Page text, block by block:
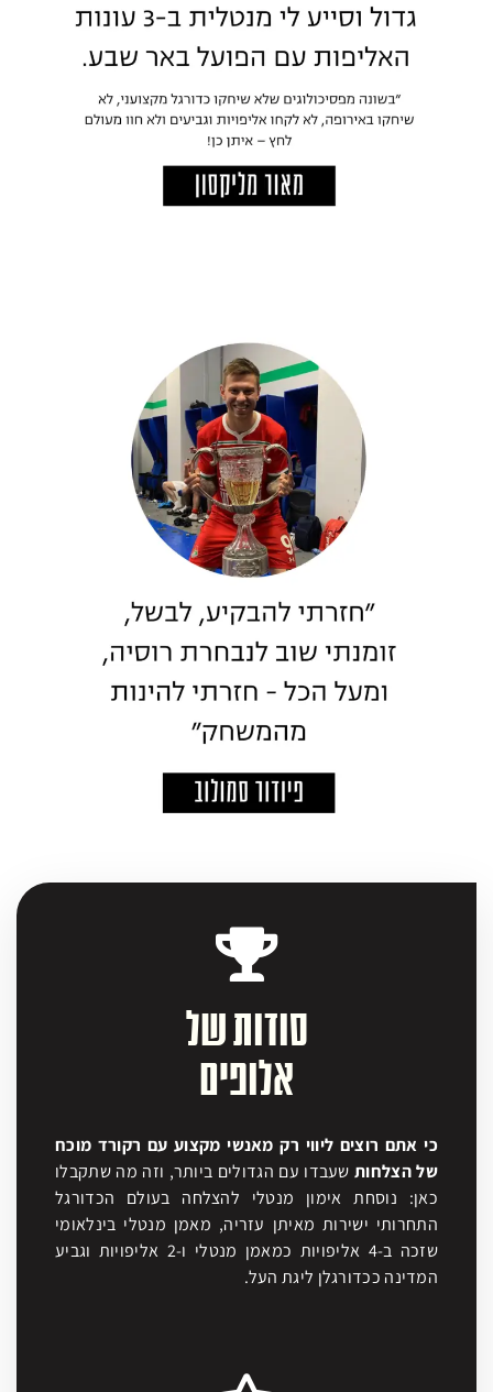
סודות של
אלופים
כי אתם רוצים ליווי רק מאנשי מקצוע עם רקורד מוכח
של הצלחותשעבדו עם הגדולים ביותר, וזה מה שתקבלו
כאן: נוסחת אימון מנטלי להצלחה בעולם הכדורגל
התחרותי ישירות מאיתן עזריה, מאמן מנטלי בינלאומי
שזכה ב-4 אליפויות כמאמן מנטלי ו-2 אליפויות וגביע
המדינה ככדורגלן ליגת העל.